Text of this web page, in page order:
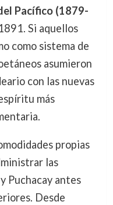
Pacífico (1879-
Si aquellos
como sistema de
asumieron
con las nuevas
más
propias
las
Puchacay antes
Desde